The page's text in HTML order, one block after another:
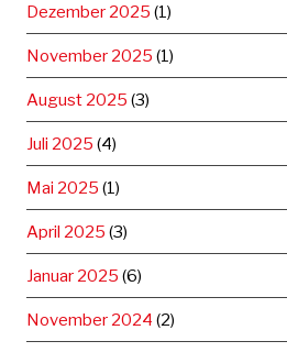
Dezember 2025 (1)
November 2025 (1)
August 2025 (3)
Juli 2025 (4)
Mai 2025 (1)
April 2025 (3)
Januar 2025 (6)
November 2024 (2)